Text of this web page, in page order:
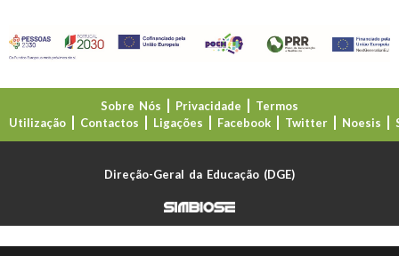
Sobre Nós Privacidade
Termos
Utilização
Contactos Ligações Facebook Twitter Noesis
Direção-Geral da Educação (DGE)